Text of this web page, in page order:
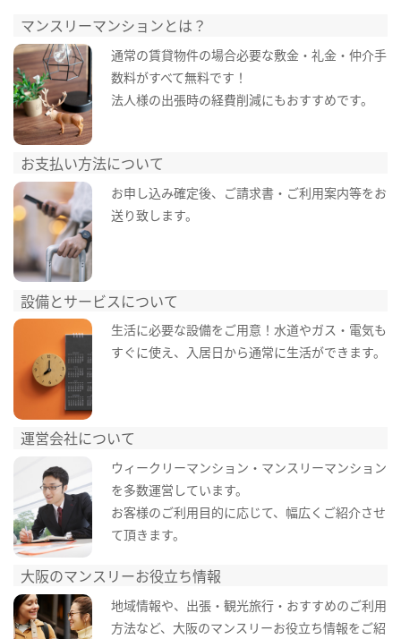
マンスリーマンションとは？
通常の賃貸物件の場合必要な敷金・礼金・仲介手
数料がすべて無料です！
法人様の出張時の経費削減にもおすすめです。
お支払い方法について
お申し込み確定後、ご請求書・ご利用案内等をお
送り致します。
設備とサービスについて
生活に必要な設備をご用意！水道やガス・電気も
すぐに使え、入居日から通常に生活ができます。
運営会社について
ウィークリーマンション・マンスリーマンション
を多数運営しています。
お客様のご利用目的に応じて、幅広くご紹介させ
て頂きます。
大阪のマンスリーお役立ち情報
地域情報や、出張・観光旅行・おすすめのご利用
方法など、大阪のマンスリーお役立ち情報をご紹